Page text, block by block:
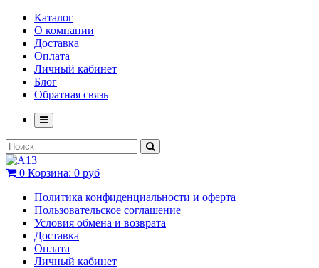
Каталог
О компании
Доставка
Оплата
Личный кабинет
Блог
Обратная связь
0 Корзина: 0 руб
Политика конфиденциальности и оферта
Пользовательское соглашение
Условия обмена и возврата
Доставка
Оплата
Личный кабинет